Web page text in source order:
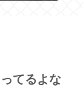
てるよな